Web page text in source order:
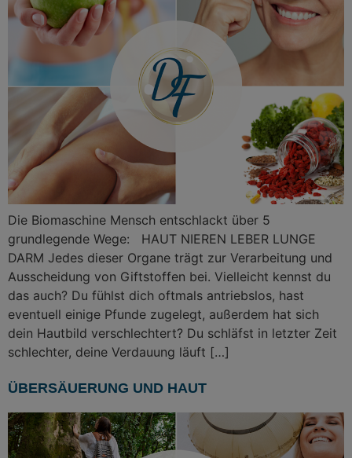
Die Biomaschine Mensch entschlackt über 5
grundlegende Wege: HAUT NIEREN LEBER LUNGE
DARM Jedes dieser Organe trägt zur Verarbeitung und
Ausscheidung von Giftstoffen bei. Vielleicht kennst du
das auch? Du fühlst dich oftmals antriebslos, hast
eventuell einige Pfunde zugelegt, außerdem hat sich
dein Hautbild verschlechtert? Du schläfst in letzter Zeit
schlechter, deine Verdauung läuft […]
ÜBERSÄUERUNG UND HAUT